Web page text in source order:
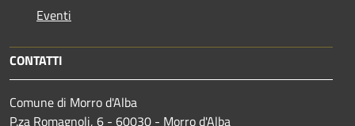
Eventi
CONTATTI
Comune di Morro d'Alba
P.za Romagnoli, 6 - 60030 - Morro d'Alba